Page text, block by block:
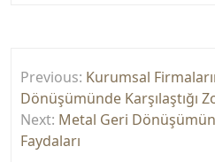
gezinmesi
Previous: Kurumsal
Dönüşümünde Karşılaştığı
Next: Metal Geri
Faydaları